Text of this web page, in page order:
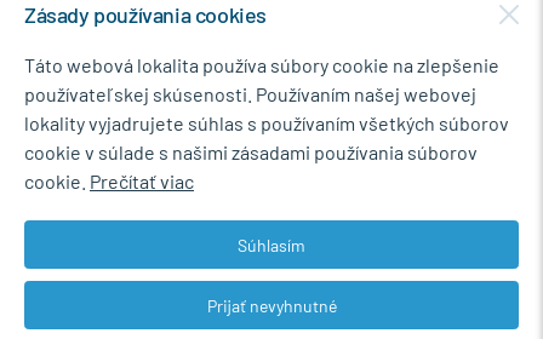
NEWSLETTER
Súhlasím so spracovaním osobných údajov pre marketingové účely.
Zásady ochrany osobných údajov
Zásady používania cookies
Táto webová lokalita používa súbory cookie na zlepšenie
používateľskej skúsenosti. Používaním našej webovej
lokality vyjadrujete súhlas s používaním všetkých súborov
cookie v súlade s našimi zásadami používania súborov
cookie. Prečítať viac
Súhlasím
Prijať nevyhnutné